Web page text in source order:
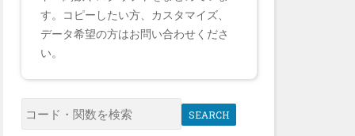
す。コピーしたい方、カスタマイズ、
データ希望の方はお問い合わせくださ
い。
SEARCH